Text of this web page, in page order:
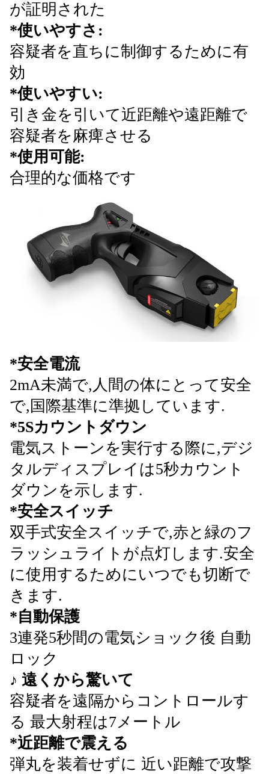
が証明された
*使いやすさ:
容疑者を直ちに制御するために有
効
*使いやすい:
引き金を引いて近距離や遠距離で
容疑者を麻痺させる
*使用可能:
合理的な価格です
*安全電流
2mA未満で,人間の体にとって安全
で,国際基準に準拠しています.
*5Sカウントダウン
電気ストーンを実行する際に,デジ
タルディスプレイは5秒カウント
ダウンを示します.
*安全スイッチ
双手式安全スイッチで,赤と緑のフ
ラッシュライトが点灯します.安全
に使用するためにいつでも切断で
きます.
*自動保護
3連発5秒間の電気ショック後 自動
ロック
♪ 遠くから驚いて
容疑者を遠隔からコントロールす
る 最大射程は7メートル
*近距離で震える
弾丸を装着せずに 近い距離で攻撃